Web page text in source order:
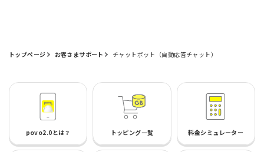
トップページ お客さまサポート チャットボット（自動応答チャット）
povo2.0とは？ トッピング一覧 料金シミュレーター